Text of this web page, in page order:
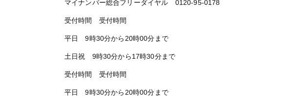
マイナンバー総合フリーダイヤル 0120-95-0178
受付時間 受付時間
平日 9時30分から20時00分まで
土日祝 9時30分から17時30分まで
受付時間 受付時間
平日 9時30分から20時00分まで